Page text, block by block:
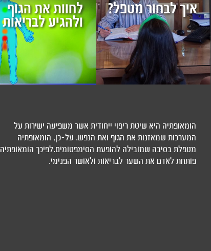
איך לבחור מטפל? לחוות את הגוף
ולהגיע לבריאות
הומאופתיה היא שיטת ריפוי ייחודית אשר משפיעה ישירות על
המערכות שמאזנות את הגוף ואת הנפש. על-כן, הומאופתיה
מטפלת בסיבה שמובילה להופעת הסימפטומים.לפיכך הומאופתיה
פותחת לאדם את השער לבריאות ולאושר הפנימי.